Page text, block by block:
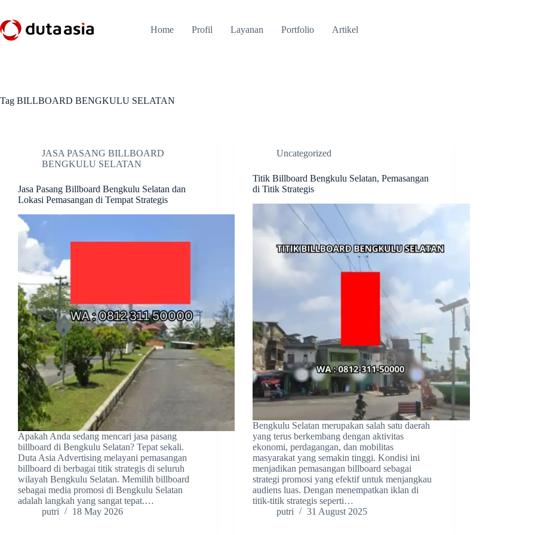
content
Home Profil Layanan Portfolio Artikel
Tag BILLBOARD BENGKULU SELATAN
JASA PASANG BILLBOARD
BENGKULU SELATAN
Jasa Pasang Billboard Bengkulu Selatan dan
Lokasi Pemasangan di Tempat Strategis
Apakah Anda sedang mencari jasa pasang
billboard di Bengkulu Selatan? Tepat sekali.
Duta Asia Advertising melayani pemasangan
billboard di berbagai titik strategis di seluruh
wilayah Bengkulu Selatan. Memilih billboard
sebagai media promosi di Bengkulu Selatan
adalah langkah yang sangat tepat.…
putri
18 May 2026
Uncategorized
Titik Billboard Bengkulu Selatan, Pemasangan
di Titik Strategis
Bengkulu Selatan merupakan salah satu daerah
yang terus berkembang dengan aktivitas
ekonomi, perdagangan, dan mobilitas
masyarakat yang semakin tinggi. Kondisi ini
menjadikan pemasangan billboard sebagai
strategi promosi yang efektif untuk menjangkau
audiens luas. Dengan menempatkan iklan di
titik-titik strategis seperti…
putri
31 August 2025